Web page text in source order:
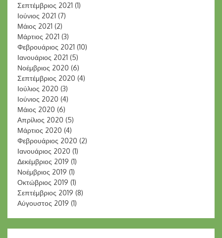
Σεπτέμβριος 2021 (1)
Ιούνιος 2021 (7)
Μάιος 2021 (2)
Μάρτιος 2021 (3)
Φεβρουάριος 2021 (10)
Ιανουάριος 2021 (5)
Νοέμβριος 2020 (6)
Σεπτέμβριος 2020 (4)
Ιούλιος 2020 (3)
Ιούνιος 2020 (4)
Μάιος 2020 (6)
Απρίλιος 2020 (5)
Μάρτιος 2020 (4)
Φεβρουάριος 2020 (2)
Ιανουάριος 2020 (1)
Δεκέμβριος 2019 (1)
Νοέμβριος 2019 (1)
Οκτώβριος 2019 (1)
Σεπτέμβριος 2019 (8)
Αύγουστος 2019 (1)